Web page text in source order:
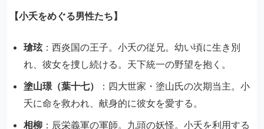
【小夭をめぐる男性たち】
瑲玹：西炎国の王子。小夭の従兄。幼い頃に生き別
れ、彼女を捜し続ける。天下統一の野望を抱く。
塗山璟（葉十七）
：四大世家・塗山氏の次期当主。小
夭に命を救われ、献身的に彼女を愛する。
相柳 ：辰栄義軍の軍師。九頭の妖怪。小夭を利用する